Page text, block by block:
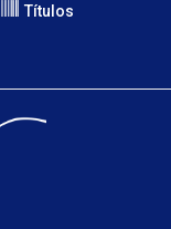
Títulos